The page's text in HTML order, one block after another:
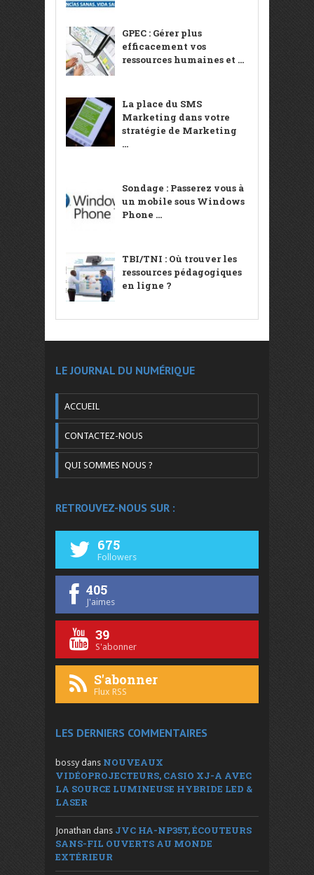
GPEC : Gérer plus
efficacement vos
ressources humaines et ...
La place du SMS
Marketing dans votre
stratégie de Marketing
...
Sondage : Passerez vous à
un mobile sous Windows
Phone ...
TBI/TNI : Où trouver les
ressources pédagogiques
en ligne ?
LE JOURNAL DU NUMÉRIQUE
ACCUEIL
CONTACTEZ-NOUS
QUI SOMMES NOUS ?
RETROUVEZ-NOUS SUR :
675
Followers
405
J'aimes
39
S'abonner
S'abonner
Flux RSS
LES DERNIERS COMMENTAIRES
bossy dans NOUVEAUX
VIDÉOPROJECTEURS, CASIO XJ-A AVEC
LA SOURCE LUMINEUSE HYBRIDE LED &
LASER
Jonathan dans JVC HA-NP35T, ÉCOUTEURS
SANS-FIL OUVERTS AU MONDE
EXTÉRIEUR